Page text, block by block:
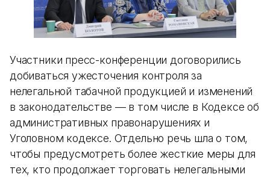
Участники пресс-конференции договорились
добиваться ужесточения контроля за
нелегальной табачной продукцией и изменений
в законодательстве — в том числе в Кодексе об
административных правонарушениях и
Уголовном кодексе. Отдельно речь шла о том,
чтобы предусмотреть более жесткие меры для
тех, кто продолжает торговать нелегальными